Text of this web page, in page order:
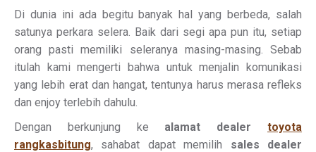
Di dunia ini ada begitu banyak hal yang berbeda, salah
satunya perkara selera. Baik dari segi apa pun itu, setiap
orang pasti memiliki seleranya masing-masing. Sebab
itulah kami mengerti bahwa untuk menjalin komunikasi
yang lebih erat dan hangat, tentunya harus merasa refleks
dan enjoy terlebih dahulu.
Dengan berkunjung ke alamat dealertoyota
rangkasbitung, sahabat dapat memilih sales dealer